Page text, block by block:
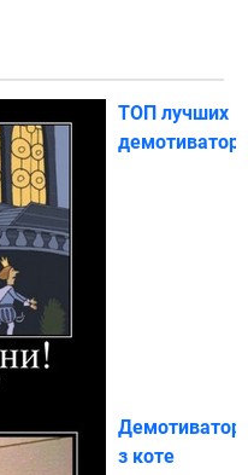
ТОП лучших
Демотиватор
з коте